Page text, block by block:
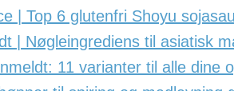
| Top 6 glutenfri Shoyu
| Nøgleingrediens til asiatisk
11 varianter til alle dine